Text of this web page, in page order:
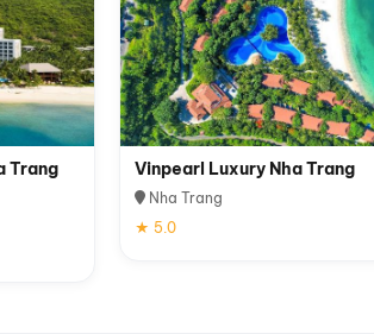
Trang
Vinpearl Luxury Nha Trang
Nha Trang
★ 5.0